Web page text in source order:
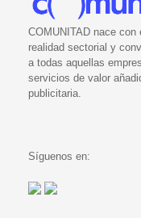
COMUNITAD nace
realidad sectorial y
a todas aquellas
servicios de valor
publicitaria.
Síguenos en: